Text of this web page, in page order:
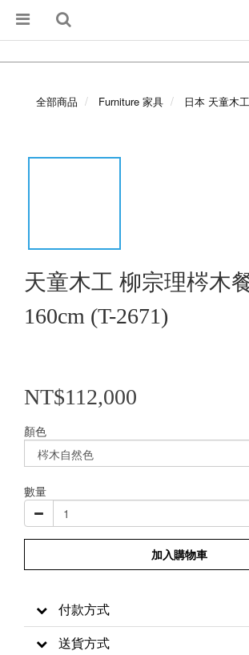
全部商品 Furniture 家具 日本 天童木工
天童木工 柳宗理梣木
160cm (T-2671)
NT$112,000
顏色
數量
加入購物車
付款方式
送貨方式